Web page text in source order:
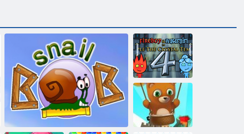
Fireboy a
Watergirl 4:
Crystal Temple